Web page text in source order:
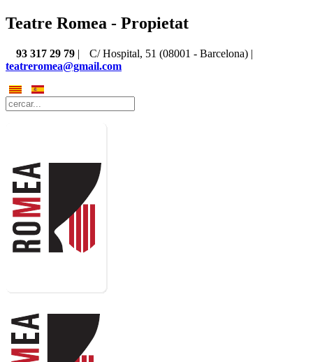
Teatre Romea - Propietat
93 317 29 79 |
C/ Hospital, 51 (08001 - Barcelona) |
teatreromea@gmail.com